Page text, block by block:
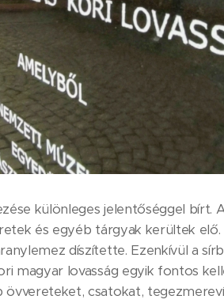
különleges jelentőséggel bírt.
és egyéb tárgyak kerültek
díszítette. Ezenkívül a
magyar lovasság egyik fontos
csatokat,